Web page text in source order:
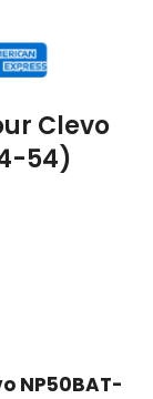
Clevo
4-54)
NP50BAT-